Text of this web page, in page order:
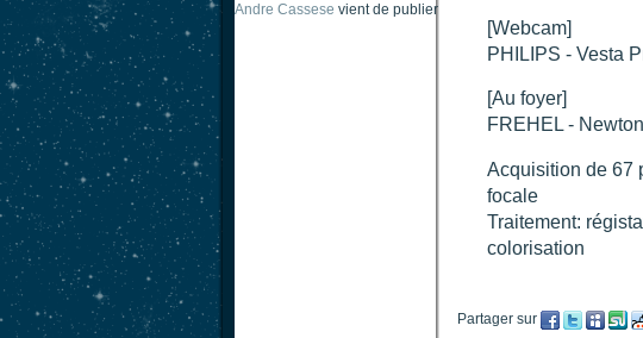
Andre Cassese vient de publier "
[Webcam]
PHILIPS - Vesta
[Au foyer]
FREHEL -
Acquisition de 67
focale
Traitement:
colorisation
Partager sur